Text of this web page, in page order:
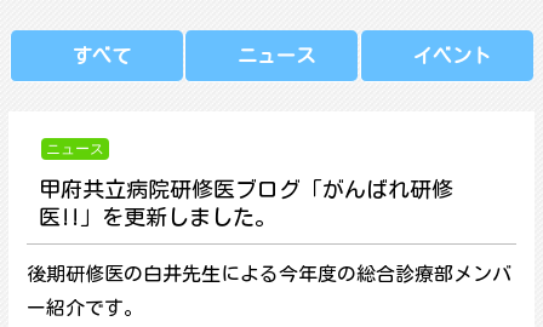
すべて ニュース イベント
ニュース
甲府共立病院研修医ブログ「がんばれ研修
医!!」を更新しました。
後期研修医の白井先生による今年度の総合診療部メンバ
ー紹介です。